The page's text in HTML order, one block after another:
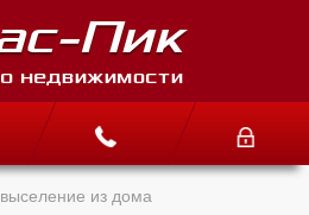
выселение из дома